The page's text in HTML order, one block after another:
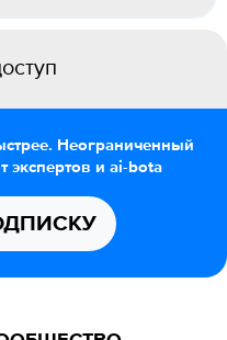
Неограниченный
экспертов и ai-bota